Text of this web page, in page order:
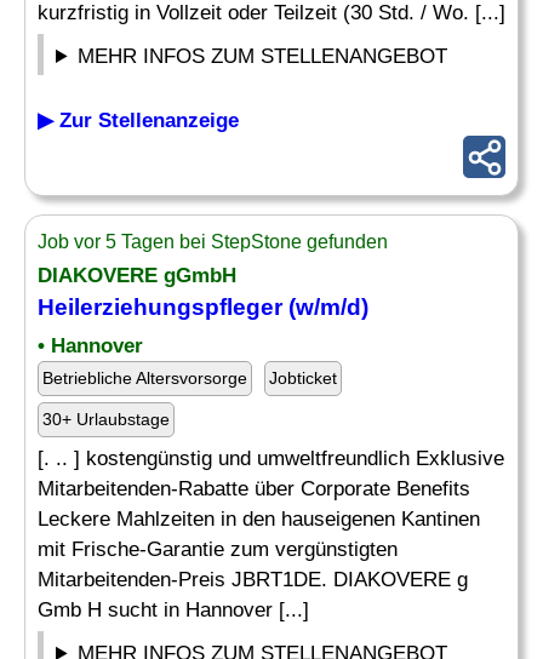
kurzfristig in Vollzeit oder Teilzeit (30 Std. / Wo. [...]
MEHR INFOS ZUM STELLENANGEBOT
▶ Zur Stellenanzeige
Job vor 5 Tagen bei StepStone gefunden
DIAKOVERE gGmbH
Heilerziehungspfleger(w/m/d)
• Hannover
Betriebliche Altersvorsorge Jobticket
30+ Urlaubstage
[. .. ] kostengünstig und umweltfreundlich Exklusive
Mitarbeitenden-Rabatte über Corporate Benefits
Leckere Mahlzeiten in den hauseigenen Kantinen
mit Frische-Garantie zum vergünstigten
Mitarbeitenden-Preis JBRT1DE. DIAKOVERE g
Gmb H sucht in Hannover [...]
MEHR INFOS ZUM STELLENANGEBOT